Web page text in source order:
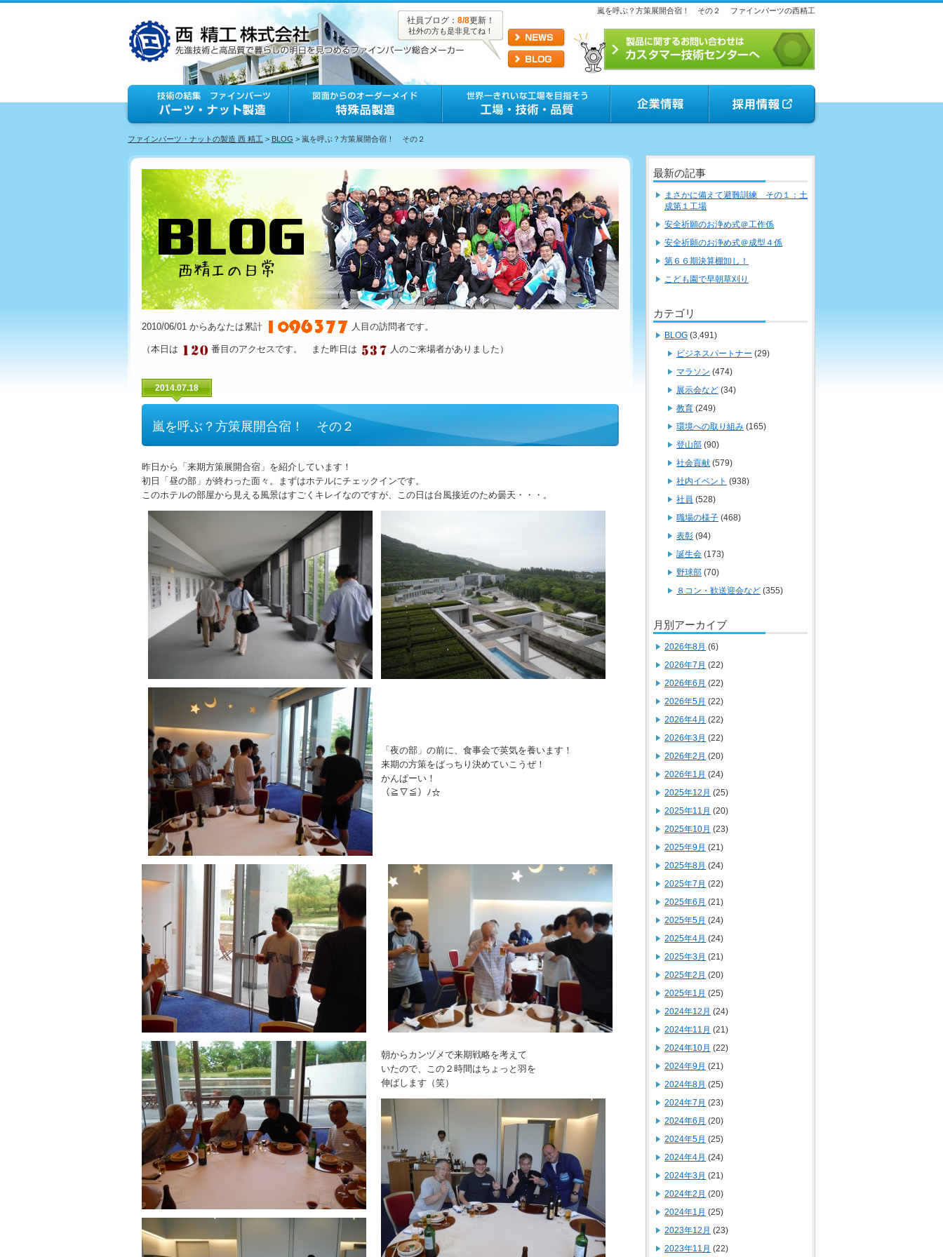
嵐を呼ぶ？方策展開合宿！ その２ ファインパーツの西精工
社員ブログ： 8/8更新！
社外の方も是非見てね！
ファインパーツ・ナットの製造 西 精工 > BLOG > 嵐を呼ぶ？方策展開合宿！ その２
2010/06/01 からあなたは累計 人目の訪問者です。
（本日は 番目のアクセスです。 また昨日は 人のご来場者がありました）
2014.07.18
嵐を呼ぶ？方策展開合宿！ その２
昨日から「来期方策展開合宿」を紹介しています！
初日「昼の部」が終わった面々。まずはホテルにチェックインです。
このホテルの部屋から見える風景はすごくキレイなのですが、この日は台風接近のため曇天・・・。
「夜の部」の前に、食事会で英気を養います！
来期の方策をばっちり決めていこうぜ！
かんぱーい！
（≧▽≦）ﾉ☆
朝からカンヅメで来期戦略を考えて
いたので、この２時間はちょっと羽を
伸ばします（笑）
最新の記事
まさかに備えて避難訓練 その１：土
成第１工場
安全祈願のお浄め式＠工作係
安全祈願のお浄め式＠成型４係
第６６期決算棚卸し！
こども園で早朝草刈り
カテゴリ
BLOG (3,491)
ビジネスパートナー (29)
マラソン (474)
展示会など (34)
教育 (249)
環境への取り組み (165)
登山部 (90)
社会貢献 (579)
社内イベント (938)
社員 (528)
職場の様子 (468)
表彰 (94)
誕生会 (173)
野球部 (70)
８コン・歓送迎会など (355)
月別アーカイブ
2026年8月 (6)
2026年7月 (22)
2026年6月 (22)
2026年5月 (22)
2026年4月 (22)
2026年3月 (22)
2026年2月 (20)
2026年1月 (24)
2025年12月 (25)
2025年11月 (20)
2025年10月 (23)
2025年9月 (21)
2025年8月 (24)
2025年7月 (22)
2025年6月 (21)
2025年5月 (24)
2025年4月 (24)
2025年3月 (21)
2025年2月 (20)
2025年1月 (25)
2024年12月 (24)
2024年11月 (21)
2024年10月 (22)
2024年9月 (21)
2024年8月 (25)
2024年7月 (23)
2024年6月 (20)
2024年5月 (25)
2024年4月 (24)
2024年3月 (21)
2024年2月 (20)
2024年1月 (25)
2023年12月 (23)
2023年11月 (22)